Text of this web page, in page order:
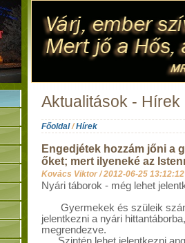
Aktualitások - Hírek
Főoldal/Hírek
Engedjétek hozzám jőni a
őket; mert ilyeneké az
Kovács Viktor /2012-06-25 13:12:12
Nyári táborok - még lehet
Gyermekek és szüleik
jelentkezni a nyári
megrendezve.